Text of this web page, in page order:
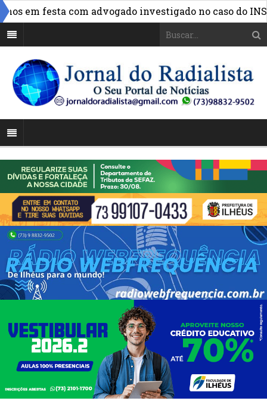
festa com advogado investigado no caso do INSS »